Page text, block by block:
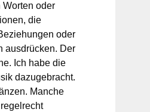
oder
die
oder
ausdrücken. Der
Ich habe die
dazugebracht.
Manche